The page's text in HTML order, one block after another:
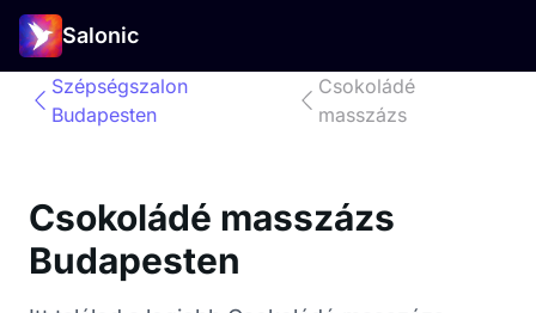
Salonic
Szépségszalon
Budapesten
Csokoládé
masszázs
Csokoládé masszázs
Budapesten